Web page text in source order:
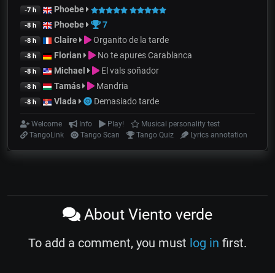
-7 h Phoebe
-8 h Phoebe 7
-8 h Claire Organito de la tarde
-8 h Florian No te apures Carablanca
-8 h Michael El vals soñador
-8 h Tamás Mandria
-8 h Vlada Demasiado tarde
Welcome Info Play!
Musical personality test
TangoLink
Tango Scan Tango Quiz Lyrics annotation
About Viento verde
To add a comment, you must log in first.